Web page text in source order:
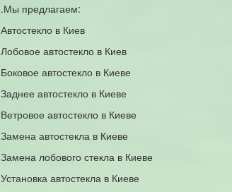
.Мы предлагаем:
Автостекло в Киев
Лобовое автостекло в Киев
Боковое автостекло в Киеве
Заднее автостекло в Киеве
Ветровое автостекло в Киеве
Замена автостекла в Киеве
Замена лобового стекла в Киеве
Установка автостекла в Киеве